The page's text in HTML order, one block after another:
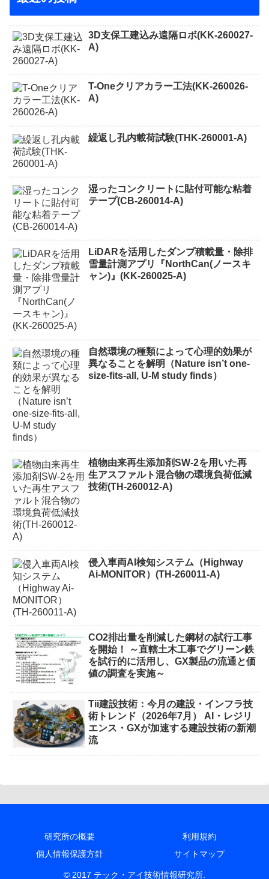
3D支保工建込み遠隔ロボ(KK-260027-
A)
T-Oneクリアカラー工法(KK-260026-
A)
繰返し孔内載荷試験(THK-260001-A)
湿ったコンクリートに貼付可能な粘着
テープ(CB-260014-A)
LiDARを活用したダンプ積載量・除排
雪量計測アプリ『NorthCan(ノースキ
ャン)』(KK-260025-A)
自然環境の種類によって心理的効果が
異なることを解明（Nature isn’t one-
size-fits-all, U-M study finds）
植物由来再生添加剤SW-2を用いた再
生アスファルト混合物の環境負荷低減
技術(TH-260012-A)
侵入車両AI検知システム（Highway
Ai-MONITOR）(TH-260011-A)
CO2排出量を削減した鋼材の試行工事
を開始！ ～直轄土木工事でグリーン鉄
を試行的に活用し、GX製品の流通と価
値の調査を実施～
Tii建設技術：今月の建設・インフラ技
術トレンド（2026年7月） AI・レジリ
エンス・GXが加速する建設技術の新潮
流
研究所の概要
利用規約
個人情報保護方針
サイトマップ
© 2017 テック・アイ技術情報研究所.